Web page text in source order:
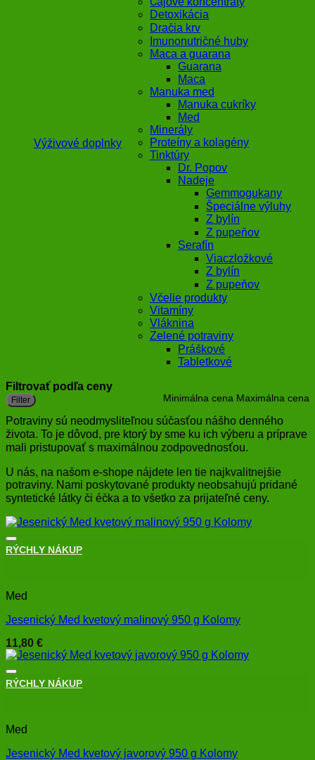
Výživové doplnky
Detoxikácia
Dračia krv
Imunonutričné huby
Maca a guarana
Guarana
Maca
Manuka med
Manuka cukríky
Med
Minerály
Proteíny a kolagény
Tinktúry
Dr. Popov
Nadeje
Gemmogukany
Špeciálne výluhy
Z bylín
Z pupeňov
Serafín
Viaczložkové
Z bylín
Z pupeňov
Včelie produkty
Vitamíny
Vláknina
Zelené potraviny
Práškové
Tabletkové
Filtrovať podľa ceny
Minimálna cena Maximálna cena
Filter
Potraviny sú neodmysliteľnou súčasťou nášho denného
života. To je dôvod, pre ktorý by sme ku ich výberu a príprave
mali pristupovať s maximálnou zodpovednosťou.
U nás, na našom e-shope nájdete len tie najkvalitnejšie
potraviny. Nami poskytované produkty neobsahujú pridané
syntetické látky či éčka a to všetko za prijateľné ceny.
+
RÝCHLY NÁKUP
Med
Jesenický Med kvetový malinový 950 g Kolomy
11,80 €
+
RÝCHLY NÁKUP
Med
Jesenický Med kvetový javorový 950 g Kolomy